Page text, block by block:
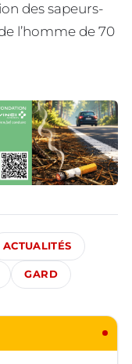
des sapeurs-
l’homme de 70
ACTUALITÉS
GARD